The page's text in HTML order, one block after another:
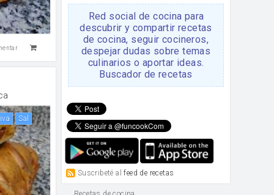
sal
https://youtu.be/J5e1ddxNWjk
HOJALDROSA TV
enGachas de la abuela
Rosa
https://youtu.be/Mz69gcVO3sI
enReceta Del Bizcocho
el bizcocho de xoco y en el
apartado de los ingredientes
te has olvidado de poner la
cantidad q se debería de
poner. Gracias. Rosa
Rosa en6 Magdalenas caseras
con pepitas de choco
Para una merienda por
Red social de cocina para
descubrir y compartir recetas
de cocina, seguir cocineros,
despejar dudas sobre temas
culinarios o aportar ideas.
Buscador de recetas
Suscribeté alfeed de recetas